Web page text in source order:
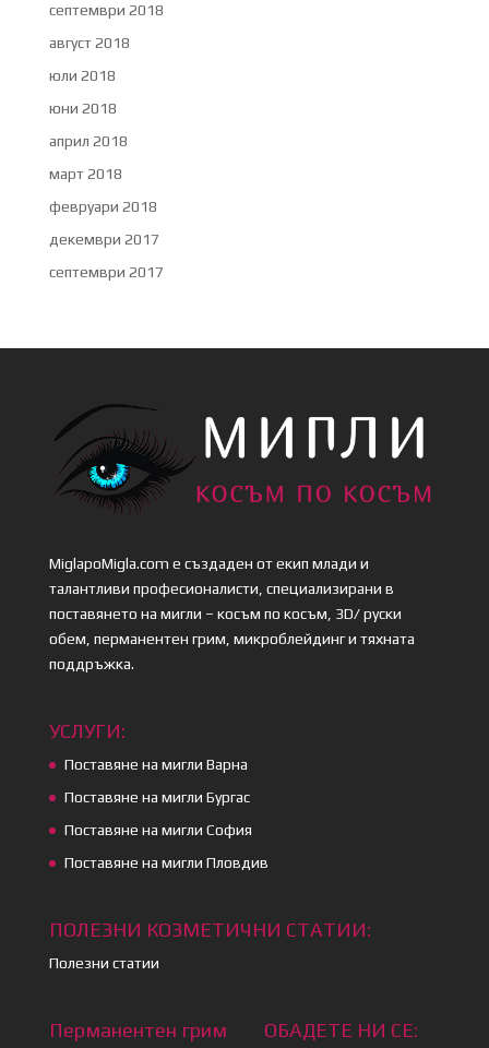
септември 2018
август 2018
юли 2018
юни 2018
април 2018
март 2018
февруари 2018
декември 2017
септември 2017
MiglapoMigla.com е създаден от екип млади и
талантливи професионалисти, специализирани в
поставянето на мигли – косъм по косъм, 3D/ руски
обем, перманентен грим, микроблейдинг и тяхната
поддръжка.
УСЛУГИ:
Поставяне на мигли Варна
Поставяне на мигли Бургас
Поставяне на мигли София
Поставяне на мигли Пловдив
ПОЛЕЗНИ КОЗМЕТИЧНИ СТАТИИ:
Полезни статии
Перманентен грим ОБАДЕТЕ НИ СЕ: